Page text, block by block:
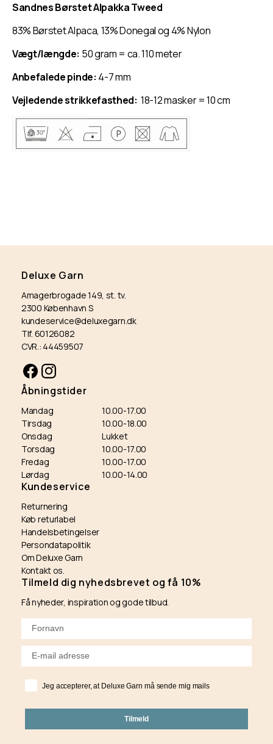
Sandnes Børstet Alpakka Tweed
83% Børstet Alpaca, 13% Donegal og 4% Nylon
Vægt/længde: 50 gram = ca. 110 meter
Anbefalede pinde: 4-7 mm
Vejledende strikkefasthed: 18-12 masker = 10 cm
Deluxe Garn
Amagerbrogade 149, st. tv.
2300 København S
kundeservice@deluxegarn.dk
Tlf. 60126082
CVR.: 44459507
Facebook
Åbningstider
Mandag
10.00-17.00
Tirsdag
10.00-18.00
Onsdag
Lukket
Torsdag
10.00-17.00
Fredag
10.00-17.00
Lørdag
10.00-14.00
Kundeservice
Returnering
Køb returlabel
Handelsbetingelser
Persondatapolitik
Om Deluxe Garn
Kontakt os.
Tilmeld dig nyhedsbrevet og få 10%
Få nyheder, inspiration og gode tilbud.
Jeg accepterer, at Deluxe Garn må sende mig mails
Tilmeld